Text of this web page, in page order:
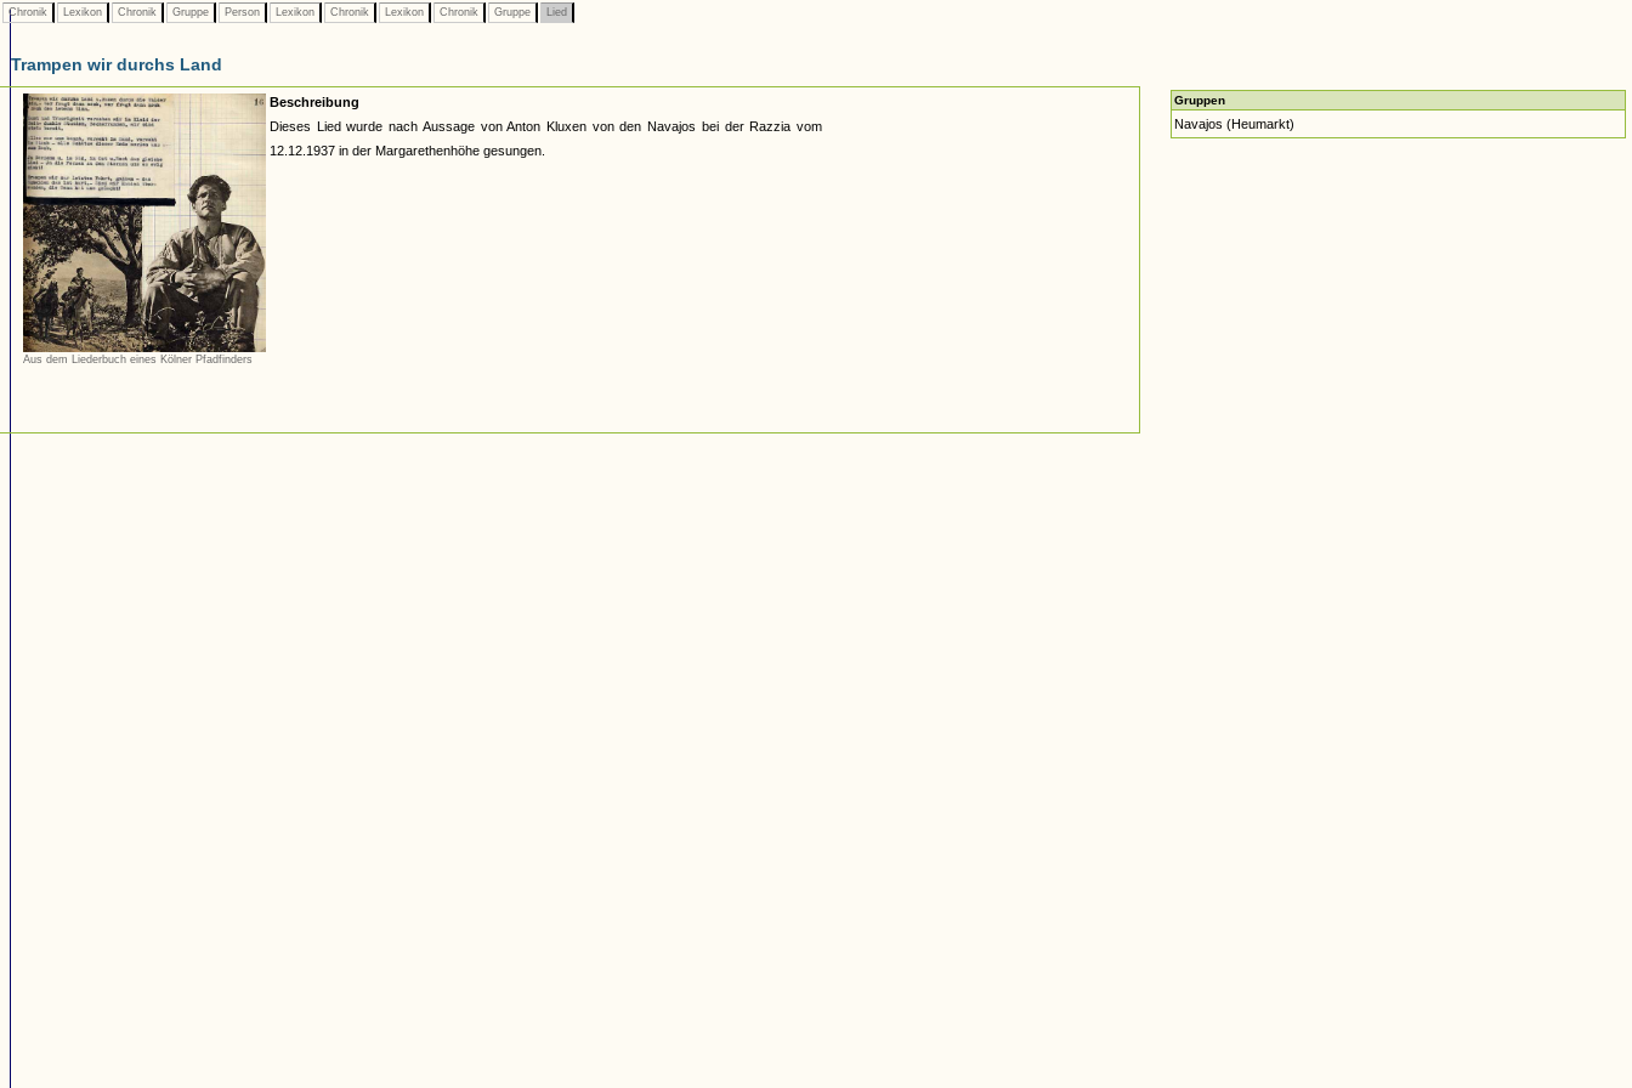
Chronik Lexikon Chronik Gruppe Person Lexikon Chronik Lexikon Chronik Gruppe Lied
Trampen wir durchs Land
Aus dem Liederbuch eines Kölner Pfadfinders
Beschreibung
Dieses Lied wurde nach Aussage von Anton Kluxen von den Navajos bei der Razzia vom
12.12.1937 in der Margarethenhöhe gesungen.
Gruppen
Navajos (Heumarkt)